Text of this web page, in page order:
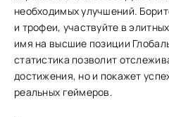
необходимых улучшений.
и трофеи, участвуйте в
имя на высшие позиции
статистика позволит
достижения, но и покажет
реальных